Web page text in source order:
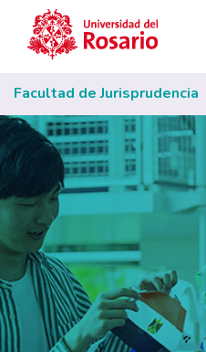
Pasar al contenido principal
Facultad de Jurisprudencia